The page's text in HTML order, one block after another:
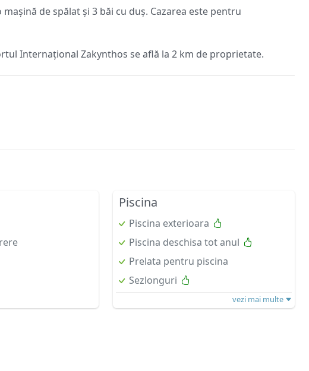
de spălat și 3 băi cu duș. Cazarea este pentru
Internațional Zakynthos se află la 2 km de proprietate.
Piscina
Piscina exterioara
Piscina deschisa tot anul
Prelata pentru piscina
Sezlonguri
vezi mai multe